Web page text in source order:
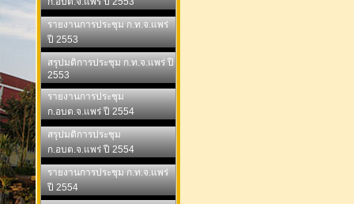
รายงานการประชุม ก.ท.จ.แพร่
ปี 2553
สรุปมติการประชุม ก.ท.จ.แพร่ ปี
2553
รายงานการประชุม
ก.อบต.จ.แพร่ ปี 2554
สรุปมติการประชุม
ก.อบต.จ.แพร่ ปี 2554
รายงานการประชุม ก.ท.จ.แพร่
ปี 2554